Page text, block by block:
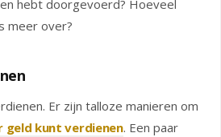
hebt doorgevoerd? Hoeveel
meer over?
Er zijn talloze manieren om
geld kunt verdienen. Een paar